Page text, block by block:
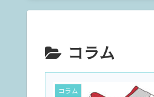
コラム
コラム